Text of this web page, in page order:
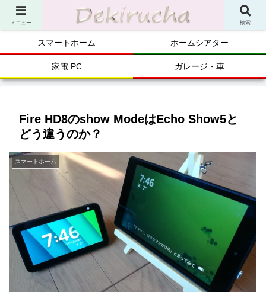
スマートホーム ホームシアター
家電 PC ガレージ・車
Fire HD8のshow ModeはEcho Show5と
どう違うのか？
スマートホーム
メニュー 検索